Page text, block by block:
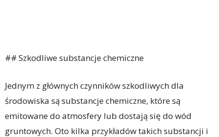
## Szkodliwe substancje chemiczne
Jednym z głównych czynników szkodliwych dla
środowiska są substancje chemiczne, które są
emitowane do atmosfery lub dostają się do wód
gruntowych. Oto kilka przykładów takich substancji i